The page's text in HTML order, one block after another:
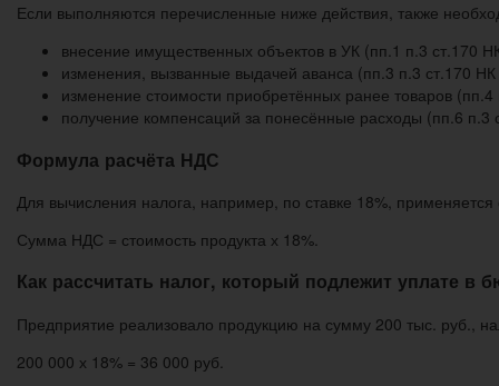
Если выполняются перечисленные ниже действия, также
внесение имущественных объектов в УК (пп.1 п.3 ст.170
изменения, вызванные выдачей аванса (пп.3 п.3 ст.170
изменение стоимости приобретённых ранее товаров
получение компенсаций за понесённые расходы (пп.6
Формула расчёта НДС
Для вычисления налога, например, по ставке 18%,
Сумма НДС = стоимость продукта х 18%.
Как рассчитать налог, который подлежит уплате в
Предприятие реализовало продукцию на сумму 200 тыс. руб.,
200 000 х 18% = 36 000 руб.